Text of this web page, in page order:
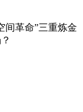
间革命”三重炼金